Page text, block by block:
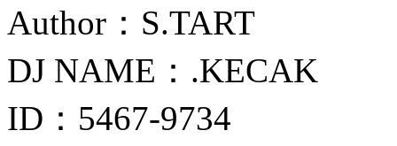
Author：S.TART
DJ NAME：.KECAK
ID：5467-9734